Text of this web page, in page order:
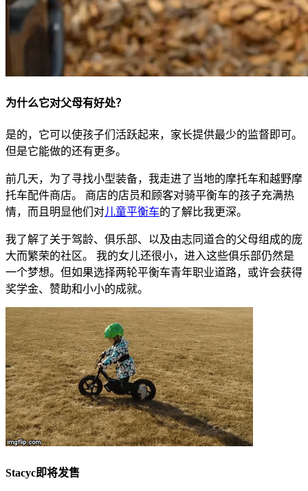
为什么它对父母有好处？
是的，它可以使孩子们活跃起来，家长提供最少的监督即可。
但是它能做的还有更多。
前几天，为了寻找小型装备，我走进了当地的摩托车和越野摩
托车配件商店。 商店的店员和顾客对骑平衡车的孩子充满热
情，而且明显他们对儿童平衡车的了解比我更深。
我了解了关于驾龄、俱乐部、以及由志同道合的父母组成的庞
大而繁荣的社区。 我的女儿还很小，进入这些俱乐部仍然是
一个梦想。但如果选择两轮平衡车青年职业道路，或许会获得
奖学金、赞助和小小的成就。
Stacyc即将发售